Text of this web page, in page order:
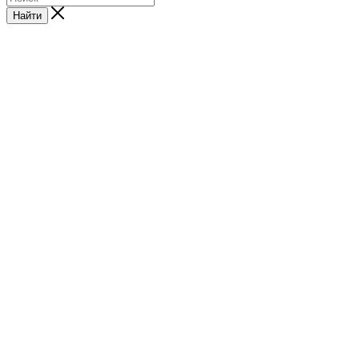
Найти